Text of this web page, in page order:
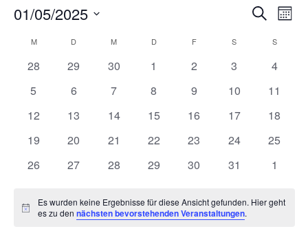
und
Suche
Monat
01/05/2025
Kalender
von
Veranstaltungen
MMONTAG D DIENSTAGM MITTWOCH
DDONNERSTAG
FFREITAG S SAMSTAGS
0
28
0
29
0
30
0
1
0
2
0
3
0
4
0
5
0
6
0
7
0
8
0
9
0
10
0
11
0
12
0
13
0
14
0
15
0
16
0
17
0
18
0
19
0
20
0
21
0
22
0
23
0
24
0
25
0
26
0
27
0
28
0
29
0
30
0
31
0
1
Hinweis
Es wurden keine Ergebnisse für diese Ansicht gefunden. Hier geht
es zu dennächsten bevorstehenden Veranstaltungen.